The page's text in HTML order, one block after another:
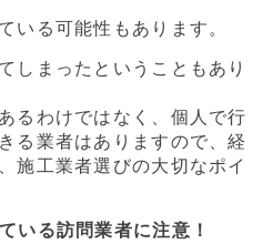
いる可能性もあります。
しまったということもあり
るわけではなく、個人で行
る業者はありますので、経
施工業者選びの大切なポイ
いる訪問業者に注意！